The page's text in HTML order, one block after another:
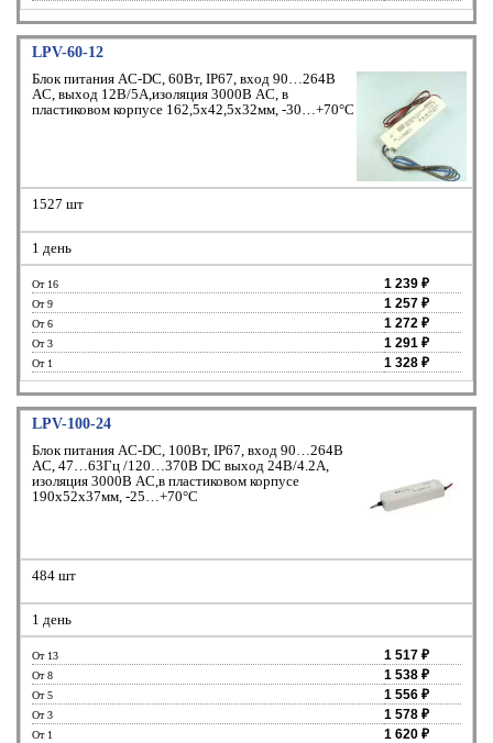
LPV-60-12
Блок питания AC-DC, 60Вт, IP67, вход 90…264В
AC, выход 12В/5А,изоляция 3000В AC, в
пластиковом корпусе 162,5х42,5х32мм, -30…+70°С
1527 шт
1 день
От 16 1 239 ₽
От 9 1 257 ₽
От 6 1 272 ₽
От 3 1 291 ₽
От 1 1 328 ₽
LPV-100-24
Блок питания AC-DC, 100Вт, IP67, вход 90…264В
AC, 47…63Гц /120…370В DC выход 24В/4.2A,
изоляция 3000В AC,в пластиковом корпусе
190х52х37мм, -25…+70°С
484 шт
1 день
От 13 1 517 ₽
От 8 1 538 ₽
От 5 1 556 ₽
От 3 1 578 ₽
От 1 1 620 ₽